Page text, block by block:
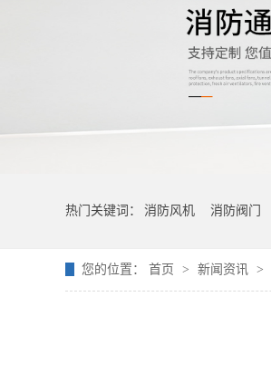
热门关键词： 消防风机 消防阀门
您的位置： 首页 > 新闻资讯 >